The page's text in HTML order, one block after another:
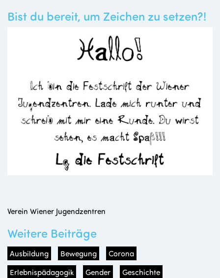
Bist du bereit, um Zeichen zu setzen?!
Verein Wiener Jugendzentren
Weitere Beiträge
Ausbildung Bewegung
Corona
Erlebnispädagogik
Gender
Geschichte